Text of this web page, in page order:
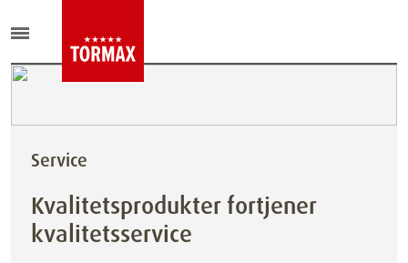
Service
Kvalitetsprodukter fortjener
kvalitetsservice